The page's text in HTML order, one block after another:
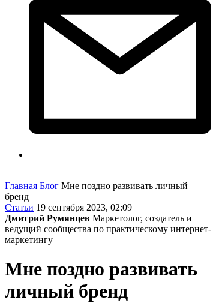
Главная Блог Мне поздно развивать личный
бренд
Статьи 19 сентября 2023, 02:09
Дмитрий Румянцев Маркетолог, создатель и
ведущий сообщества по практическому интернет-
маркетингу
Мне поздно развивать
личный бренд